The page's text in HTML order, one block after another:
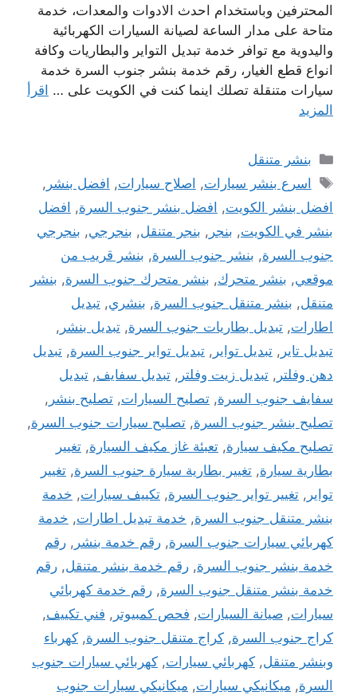
المحترفين وباستخدام احدث الادوات والمعدات، خدمة
متاحة على مدار الساعة لصيانة السيارات الكهربائية
واليدوية مع توافر خدمة تبديل التواير والبطاريات وكافة
انواع قطع الغيار، رقم خدمة بنشر جنوب السرة خدمة
سيارات متنقلة تصلك اينما كنت في الكويت على … اقرأ
المزيد
التصنيفات
بنشر متنقل
الوسوم
اسرع بنشر سيارات, اصلاح سيارات, افضل بنشر ,
افضل بنشر الكويت, افضل بنشر جنوب السرة, افضل
بنشر في الكويت, بنجر , بنجر متنقل, بنجرجي, بنجرجي
جنوب السرة, بنشر جنوب السرة, بنشر قريب من
موقعي, بنشر متحرك, بنشر متحرك جنوب السرة, بنشر
متنقل, بنشر متنقل جنوب السرة, بنشري, تبديل
اطارات, تبديل بطاريات جنوب السرة, تبديل بنشر ,
تبديل تاير , تبديل تواير , تبديل تواير جنوب السرة, تبديل
دهن وفلتر , تبديل زيت وفلتر , تبديل سفايف, تبديل
سفايف جنوب السرة, تصليح السيارات, تصليح بنشر ,
تصليح بنشر جنوب السرة, تصليح سيارات جنوب السرة,
تصليح مكيف سيارة, تعبئة غاز مكيف السيارة, تغيير
بطارية سيارة, تغيير بطارية سيارة جنوب السرة, تغيير
تواير , تغيير تواير جنوب السرة, تكييف سيارات, خدمة
بنشر متنقل جنوب السرة, خدمة تبديل اطارات, خدمة
كهربائي سيارات جنوب السرة, رقم خدمة بنشر , رقم
خدمة بنشر جنوب السرة, رقم خدمة بنشر متنقل, رقم
خدمة بنشر متنقل جنوب السرة, رقم خدمة كهربائي
سيارات, صيانة السيارات, فحص كمبيوتر , فني تكييف,
كراج جنوب السرة, كراج متنقل جنوب السرة, كهرباء
وبنشر متنقل, كهربائي سيارات, كهربائي سيارات جنوب
السرة, ميكانيكي سيارات, ميكانيكي سيارات جنوب